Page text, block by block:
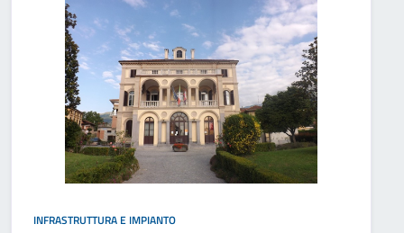
INFRASTRUTTURA E IMPIANTO